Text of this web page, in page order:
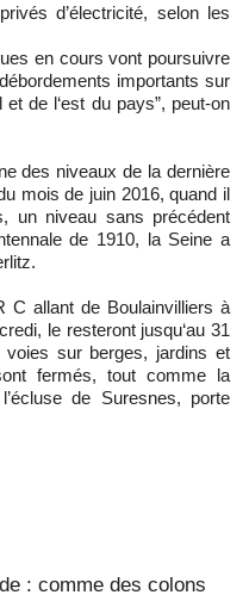
d’électricité, selon les
en cours vont poursuivre
importants sur
de l‘est du pays”, peut-on
des niveaux de la dernière
mois de juin 2016, quand il
un niveau sans précédent
de 1910, la Seine a
C allant de Boulainvilliers à
le resteront jusqu‘au 31
sur berges, jardins et
fermés, tout comme la
de Suresnes, porte
: comme des colons